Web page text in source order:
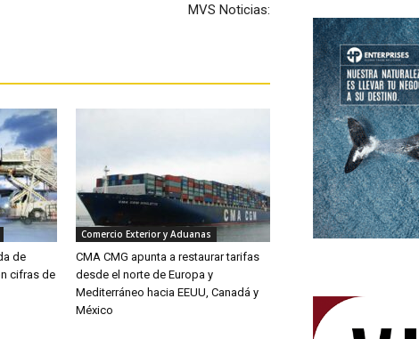
MVS Noticias:
de
cifras de
Comercio Exterior y Aduanas
CMA CMG apunta a restaurar tarifas
desde el norte de Europa y
Mediterráneo hacia EEUU, Canadá y
México